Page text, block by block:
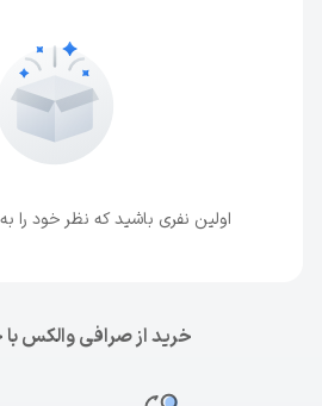
اولین نفری باشید که نظر خود را
خرید از صرافی والکس